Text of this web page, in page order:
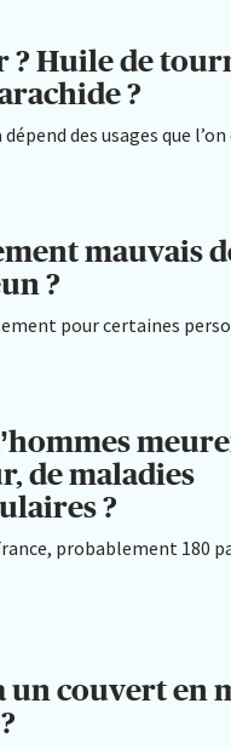
? Huile de
?
dépend des usages que
mauvais
?
pour certaines
de maladies
?
probablement 180
un couvert en